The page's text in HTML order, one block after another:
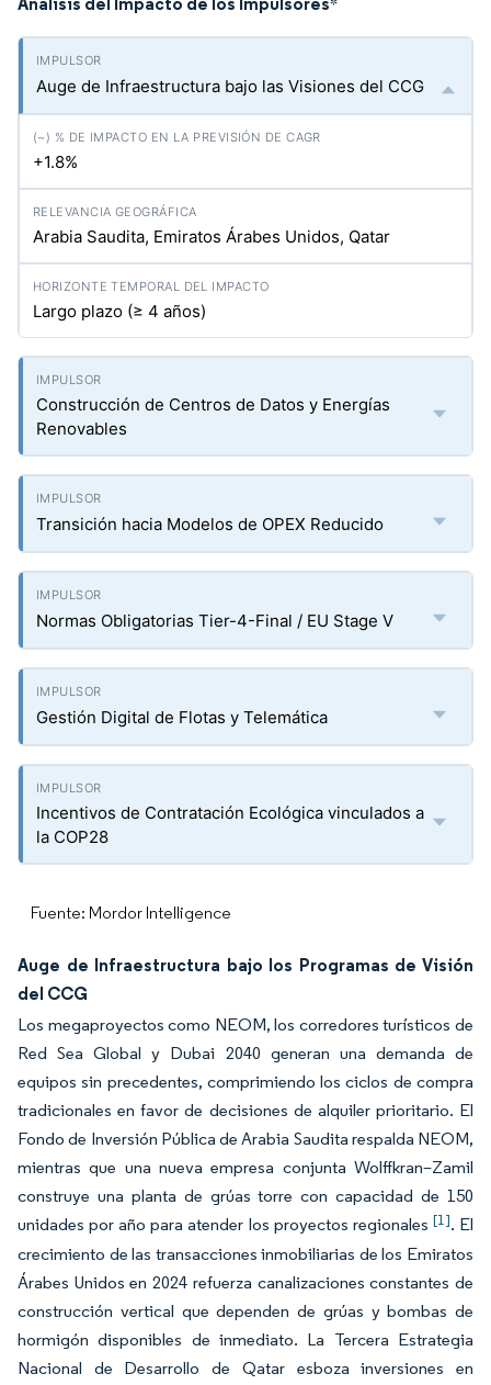
*
Auge de Infraestructura bajo las Visiones del CCG
+1.8%
Arabia Saudita, Emiratos Árabes Unidos, Qatar
Largo plazo (≥ 4 años)
Construcción de Centros de Datos y Energías
Renovables
Transición hacia Modelos de OPEX Reducido
Normas Obligatorias Tier-4-Final / EU Stage V
Gestión Digital de Flotas y Telemática
Incentivos de Contratación Ecológica vinculados a
la COP28
Fuente: Mordor Intelligence
Auge de Infraestructura bajo los Programas de Visión
del CCG
Los megaproyectos como NEOM, los corredores turísticos de
Red Sea Global y Dubai 2040 generan una demanda de
equipos sin precedentes, comprimiendo los ciclos de compra
tradicionales en favor de decisiones de alquiler prioritario. El
Fondo de Inversión Pública de Arabia Saudita respalda NEOM,
mientras que una nueva empresa conjunta Wolffkran–Zamil
construye una planta de grúas torre con capacidad de 150
unidades por año para atender los proyectos regionales [1]. El
crecimiento de las transacciones inmobiliarias de los Emiratos
Árabes Unidos en 2024 refuerza canalizaciones constantes de
construcción vertical que dependen de grúas y bombas de
hormigón disponibles de inmediato. La Tercera Estrategia
Nacional de Desarrollo de Qatar esboza inversiones en